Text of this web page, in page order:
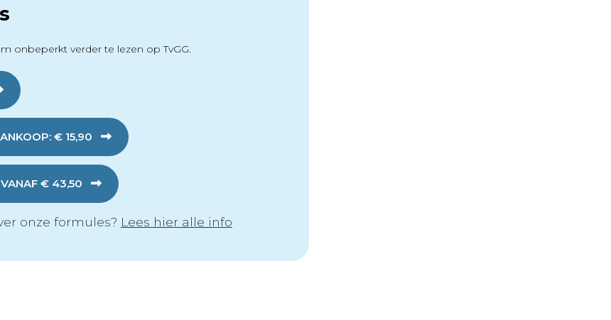
onbeperkt verder te lezen op TvGG.
€ 15,90
VANAF € 43,50
onze formules? Lees hier alle info